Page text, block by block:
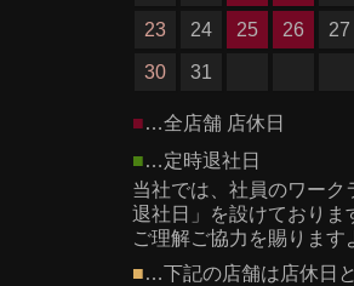
23
24 25 26 27
30
31
■…全店舗 店休日
■…定時退社日
当社では、社員のワー
退社日」を設けておりま
ご理解ご協力を賜ります
■…下記の店舗は店休日